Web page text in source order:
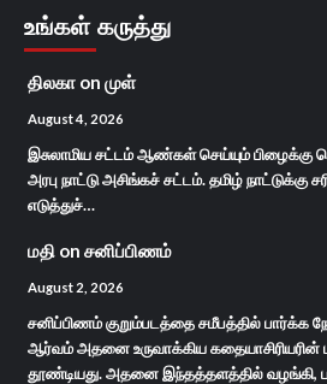
உங்கள் கருத்து
திலகா on முள்
August 4, 2026
இசுலாமிய சட்டம் ஆண்கள் செய்யும் பிழைக்கு
அரபு நாட்டு அசிங்கச் சட்டம். தமிழ் நாட்டுக்கு
எடுத்துச்…
மதி on சனிப்பிணம்
August 2, 2026
சனிப்பிணம் குறும்படத்தை சமீபத்தில் பார்க்க
ஆர்வம் அதனை உருவாக்கிய கதையாசிரியரின்
தூண்டியது. அதனை இந்தத்தளத்தில் வழங்கி,